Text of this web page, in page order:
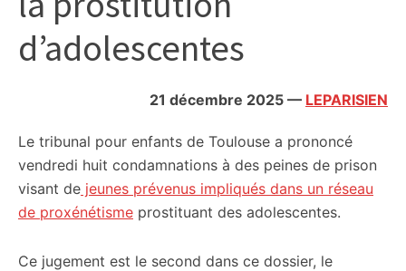
d’adolescentes
21 décembre 2025 — LEPARISIEN
Le tribunal pour enfants de Toulouse a prononcé
vendredi huit condamnations à des peines de prison
visant de jeunes prévenus impliqués dans un réseau
de proxénétisme prostituant des adolescentes.
Ce jugement est le second dans ce dossier, le